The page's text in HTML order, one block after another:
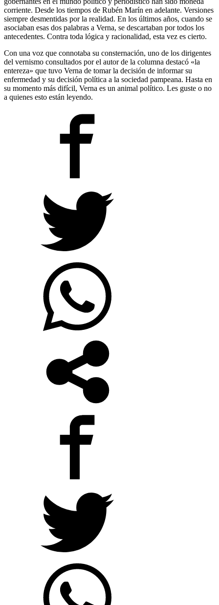
corriente. Desde los tiempos de Rubén Marín en adelante. Versiones
siempre desmentidas por la realidad. En los últimos años, cuando se
asociaban esas dos palabras a Verna, se descartaban por todos los
antecedentes. Contra toda lógica y racionalidad, esta vez es cierto.
Con una voz que connotaba su consternación, uno de los dirigentes
del vernismo consultados por el autor de la columna destacó «la
entereza» que tuvo Verna de tomar la decisión de informar su
enfermedad y su decisión política a la sociedad pampeana. Hasta en
su momento más difícil, Verna es un animal político. Les guste o no
a quienes esto están leyendo.